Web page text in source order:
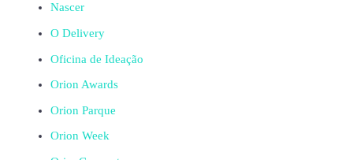
Nascer
O Delivery
Oficina de Ideação
Orion Awards
Orion Parque
Orion Week